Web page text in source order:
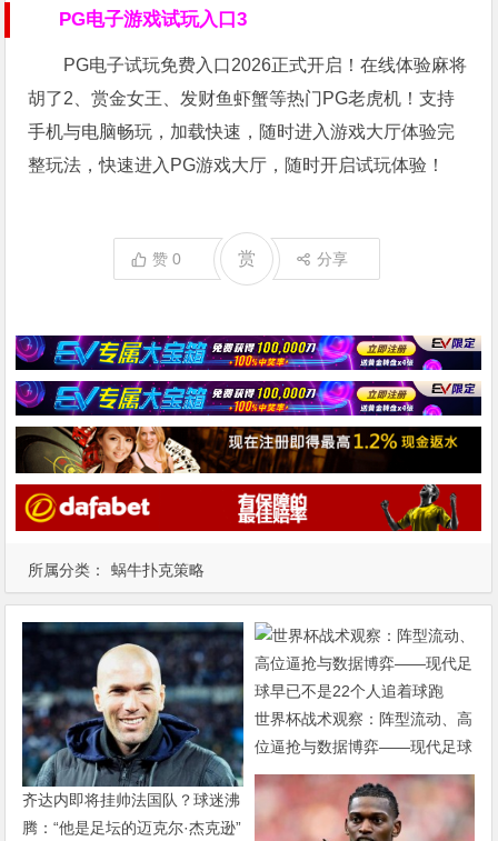
所属分类： 蜗牛扑克策略
PG电子游戏试玩入口3
PG电子试玩免费入口2026正式开启！在线体验麻将
胡了2、赏金女王、发财鱼虾蟹等热门PG老虎机！支持
手机与电脑畅玩，加载快速，随时进入游戏大厅体验完
整玩法，快速进入PG游戏大厅，随时开启试玩体验！
赞0 赏 分享
齐达内即将挂帅法国队？球迷沸
腾：“他是足坛的迈克尔·杰克逊”
世界杯战术观察：阵型流动、高
位逼抢与数据博弈——现代足球
早已不是22个人追着球跑